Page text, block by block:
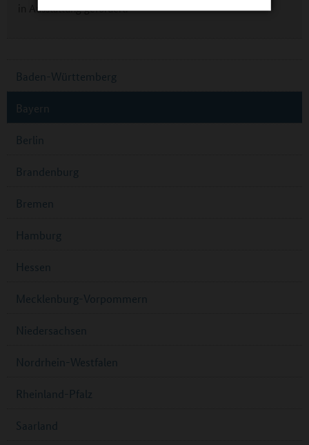
in Ausstattung gefördert.
Baden-Württemberg
Bayern
Berlin
Brandenburg
Bremen
Hamburg
Hessen
Mecklenburg-Vorpommern
Niedersachsen
Nordrhein-Westfalen
Rheinland-Pfalz
Saarland